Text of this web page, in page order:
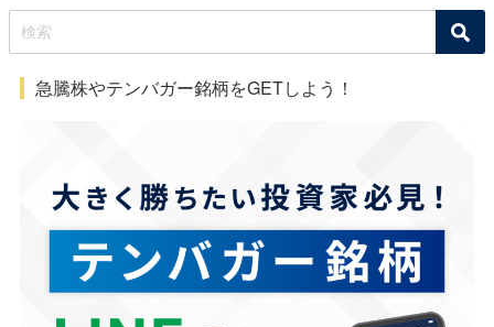
急騰株やテンバガー銘柄をGETしよう！